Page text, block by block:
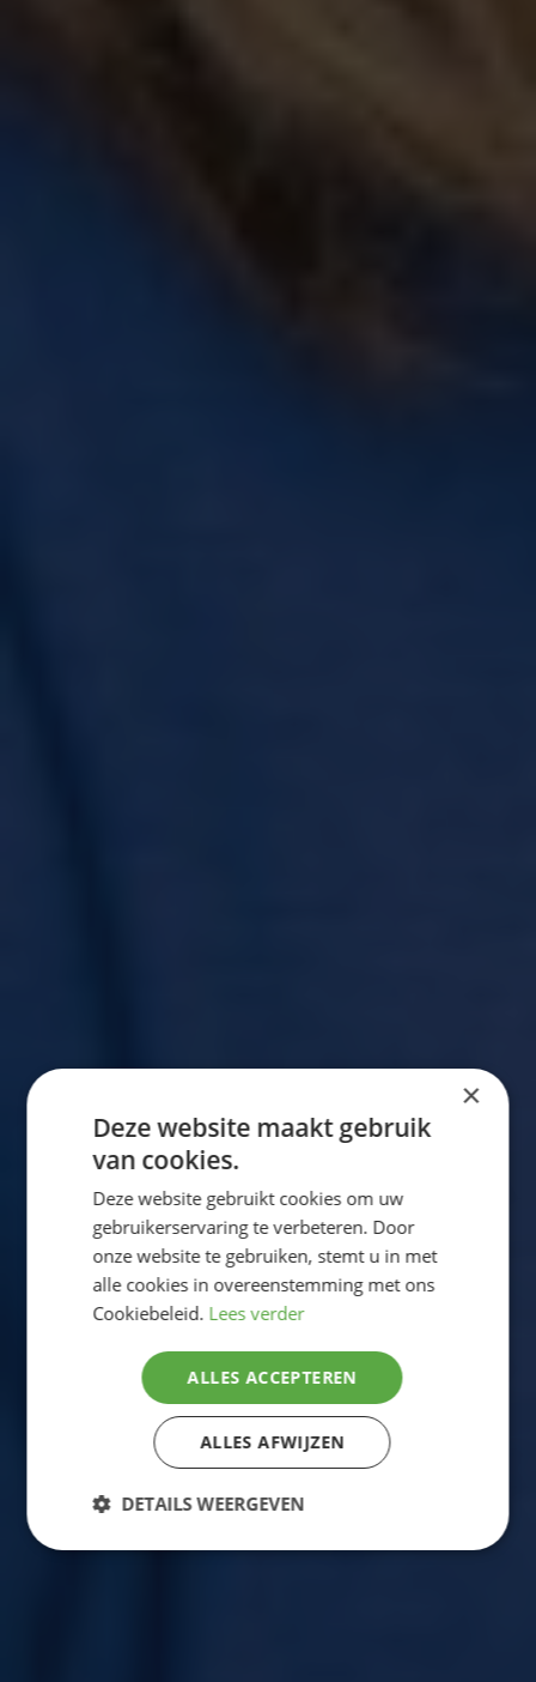
×
Deze website maakt gebruik
van cookies.
Deze website gebruikt cookies om uw
gebruikerservaring te verbeteren. Door
onze website te gebruiken, stemt u in met
alle cookies in overeenstemming met ons
Cookiebeleid. Lees verder
ALLES ACCEPTEREN
ALLES AFWIJZEN
DETAILS WEERGEVEN